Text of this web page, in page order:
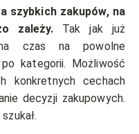
szybkich zakupów, na
zależy. Tak jak już
czas na powolne
kategorii. Możliwość
konkretnych cechach
decyzji zakupowych.